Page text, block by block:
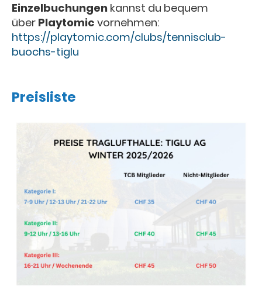
Einzelbuchungen kannst du bequem
über Playtomic vornehmen:
https://playtomic.com/clubs/tennisclub-
buochs-tiglu
Preisliste